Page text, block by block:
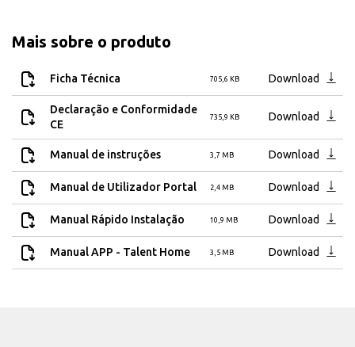
Ligação WiFi para controlo através da APP para smartphone
Adequado para instalação no exteriorIP67
Mais sobre o produto
Ficha Técnica 705,6 KB Download
Declaração e Conformidade
CE
735,9 KB Download
Manual de instruções 3,7 MB Download
Manual de Utilizador Portal 2,4 MB Download
Manual Rápido Instalação 10,9 MB Download
Manual APP - Talent Home 3,5 MB Download